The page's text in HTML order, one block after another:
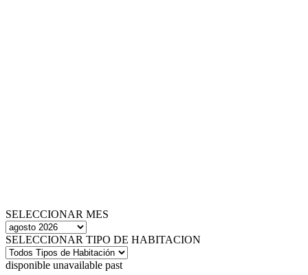
SELECCIONAR MES
SELECCIONAR TIPO DE HABITACION
disponible unavailable past